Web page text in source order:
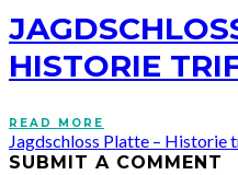
HISTORIE
READ MORE
Jagdschloss Platte –
SUBMIT A COMMENT